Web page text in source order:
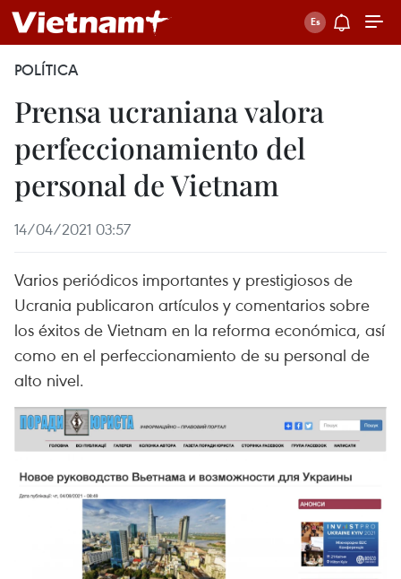
POLÍTICA
Prensa ucraniana valora
perfeccionamiento del
personal de Vietnam
14/04/2021 03:57
Varios periódicos importantes y prestigiosos de
Ucrania publicaron artículos y comentarios sobre
los éxitos de Vietnam en la reforma económica, así
como en el perfeccionamiento de su personal de
alto nivel.